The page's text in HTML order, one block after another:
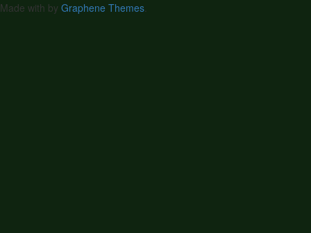
Made with by Graphene Themes.